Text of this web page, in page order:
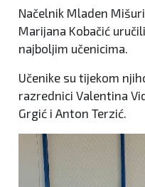
Načelnik Mladen
Marijana Kobačić
najboljim učenicima.
Učenike su tijekom
razrednici Valentina
Grgić i Anton Terzić.